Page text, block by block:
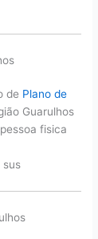
de Plano de
Guarulhos
fisica
sus